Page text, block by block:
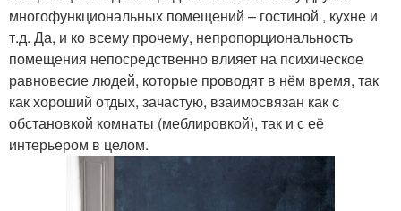
многофункциональных помещений – гостиной , кухне и
т.д. Да, и ко всему прочему, непропорциональность
помещения непосредственно влияет на психическое
равновесие людей, которые проводят в нём время, так
как хороший отдых, зачастую, взаимосвязан как с
обстановкой комнаты (меблировкой), так и с её
интерьером в целом.